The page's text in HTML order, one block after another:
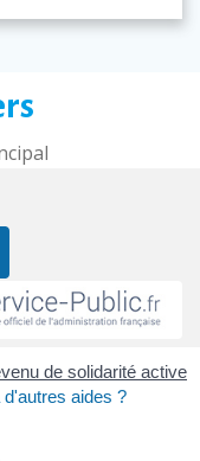
de solidarité active
d'autres aides ?